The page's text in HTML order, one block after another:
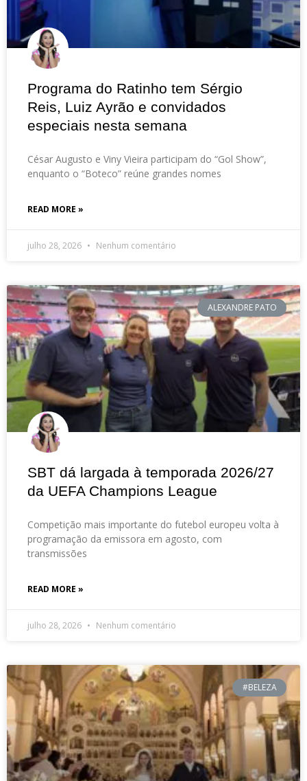
Programa do Ratinho tem Sérgio
Reis, Luiz Ayrão e convidados
especiais nesta semana
César Augusto e Viny Vieira participam do “Gol Show”,
enquanto o “Boteco” reúne grandes nomes
READ MORE »
julho 28, 2026 Nenhum comentário
ALEXANDRE PATO
SBT dá largada à temporada 2026/27
da UEFA Champions League
Competição mais importante do futebol europeu volta à
programação da emissora em agosto, com
transmissões
READ MORE »
julho 28, 2026 Nenhum comentário
#BELEZA